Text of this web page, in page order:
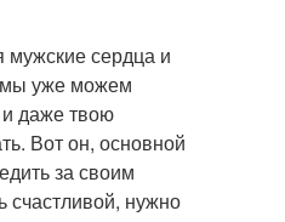
мужские сердца и
мы уже можем
и даже твою
Вот он, основной
за своим
нужно